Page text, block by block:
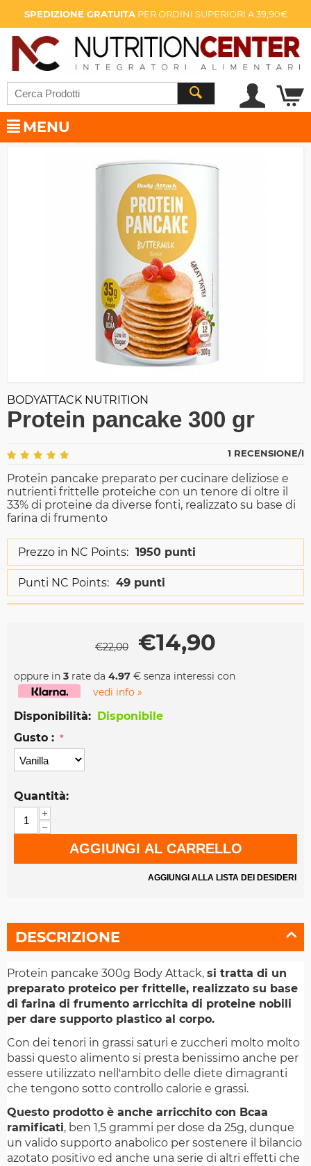
SPEDIZIONE GRATUITAPER ORDINI SUPERIORI A 39,90€
MENU
BODYATTACK NUTRITION
Protein pancake 300 gr
1 RECENSIONE/I
Protein pancake preparato per cucinare deliziose e
nutrienti frittelle proteiche con un tenore di oltre il
33% di proteine da diverse fonti, realizzato su base di
farina di frumento
Prezzo in NC Points: 1950 punti
Punti NC Points: 49 punti
€22,00 €14,90
oppure in 3 rate da 4.97 € senza interessi con
vedi info »
Disponibilità:
Disponibile
Gusto :
Quantità:
+
−
AGGIUNGI AL CARRELLO
AGGIUNGI ALLA LISTA DEI DESIDERI
DESCRIZIONE
Protein pancake 300g Body Attack, si tratta di un
preparato proteico per frittelle, realizzato su base
di farina di frumento arricchita di proteine nobili
per dare supporto plastico al corpo.
Con dei tenori in grassi saturi e zuccheri molto molto
bassi questo alimento si presta benissimo anche per
essere utilizzato nell'ambito delle diete dimagranti
che tengono sotto controllo calorie e grassi.
Questo prodotto è anche arricchito con Bcaa
ramificati, ben 1,5 grammi per dose da 25g, dunque
un valido supporto anabolico per sostenere il bilancio
azotato positivo ed anche una serie di altri effetti che